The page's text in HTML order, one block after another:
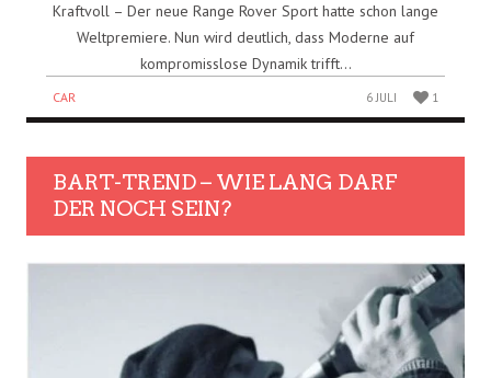
Kraftvoll – Der neue Range Rover Sport hatte schon lange
Weltpremiere. Nun wird deutlich, dass Moderne auf
kompromisslose Dynamik trifft...
CAR 6 JULI 1
BART-TREND – WIE LANG DARF
DER NOCH SEIN?